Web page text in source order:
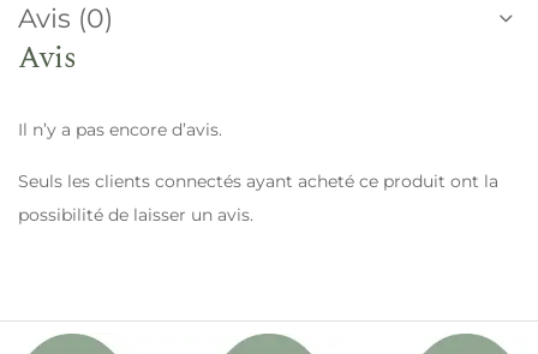
Avis (0)
Avis
Il n’y a pas encore d’avis.
Seuls les clients connectés ayant acheté ce produit ont la
possibilité de laisser un avis.